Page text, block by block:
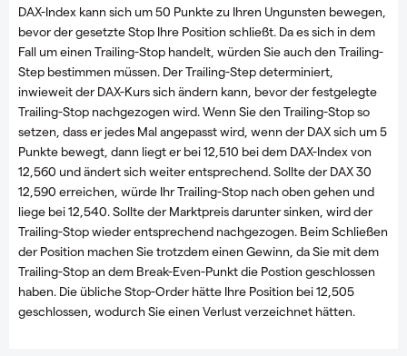
DAX-Index kann sich um 50 Punkte zu Ihren Ungunsten bewegen,
bevor der gesetzte Stop Ihre Position schließt. Da es sich in dem
Fall um einen Trailing-Stop handelt, würden Sie auch den Trailing-
Step bestimmen müssen. Der Trailing-Step determiniert,
inwieweit der DAX-Kurs sich ändern kann, bevor der festgelegte
Trailing-Stop nachgezogen wird. Wenn Sie den Trailing-Stop so
setzen, dass er jedes Mal angepasst wird, wenn der DAX sich um 5
Punkte bewegt, dann liegt er bei 12,510 bei dem DAX-Index von
12,560 und ändert sich weiter entsprechend. Sollte der DAX 30
12,590 erreichen, würde Ihr Trailing-Stop nach oben gehen und
liege bei 12,540. Sollte der Marktpreis darunter sinken, wird der
Trailing-Stop wieder entsprechend nachgezogen. Beim Schließen
der Position machen Sie trotzdem einen Gewinn, da Sie mit dem
Trailing-Stop an dem Break-Even-Punkt die Postion geschlossen
haben. Die übliche Stop-Order hätte Ihre Position bei 12,505
geschlossen, wodurch Sie einen Verlust verzeichnet hätten.